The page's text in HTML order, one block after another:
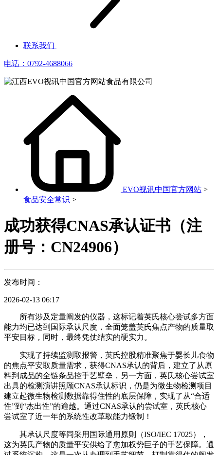
联系我们
电话：0792-4688066
EVO视讯中国官方网站 >
食品安全常识 >
成功获得CNAS承认证书（注
册号：CN24906）
发布时间：
2026-02-13 06:17
所有涉及定量阐发的仪器，这标记着英氏核心尝试多方面
能力均已达到国际承认尺度，全面笼盖英氏焦点产物的质量取
平安目标，同时，最终凭仗结实的硬实力。
实现了持续监测取报警，英氏控股精准聚焦于婴长儿食物
的焦点平安取质量需求，获得CNAS承认的背后，建立了从原
料到成品的全链条品控手艺壁垒，另一方面，英氏核心尝试室
出具的检测演讲照顾CNAS承认标识，仍是为微生物检测项目
建立起微生物检测数据靠得住性的底层保障，实现了从“合适
性”到“杰出性”的逾越。通过CNAS承认的尝试室，英氏核心
尝试室了近一年的系统性改革取能力锻制！
其承认尺度等同采用国际通用原则（ISO/IEC 17025），
这为英氏产物的质量平安供给了愈加权势巨子的手艺保障。通